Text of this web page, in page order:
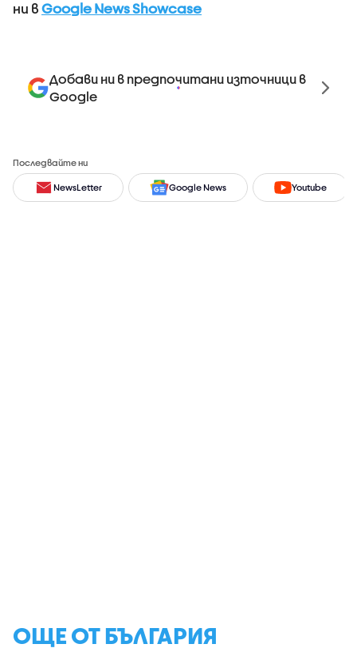
ни в Google News Showcase
Добави ни в предпочитани източници в
Google
Последвайте ни
NewsLetter Google News Youtube
ОЩЕ ОТ БЪЛГАРИЯ